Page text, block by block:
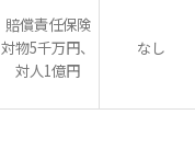
賠償責任保険
対物5千万円、
対人1億円
なし